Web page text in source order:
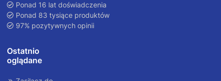
Ponad 16 lat doświadczenia
Ponad 83 tysiące produktów
97% pozytywnych opinii
Ostatnio
oglądane